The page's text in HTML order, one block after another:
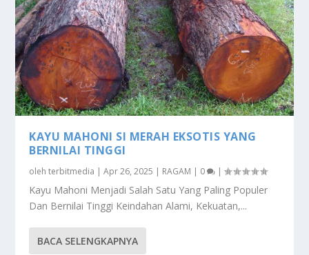
KAYU MAHONI SI MERAH EKSOTIS YANG
BERNILAI TINGGI
olehterbitmedia |Apr 26, 2025 | RAGAM | 0 |
Kayu Mahoni Menjadi Salah Satu Yang Paling Populer
Dan Bernilai Tinggi Keindahan Alami, Kekuatan,...
BACA SELENGKAPNYA